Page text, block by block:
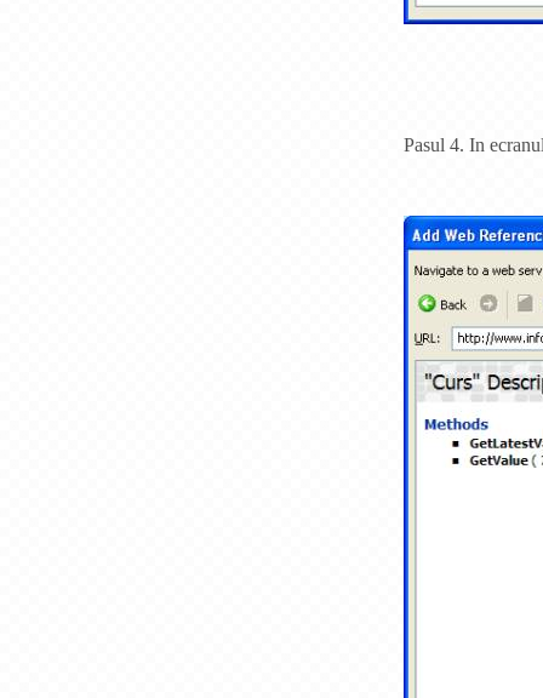
Pasul 4. In